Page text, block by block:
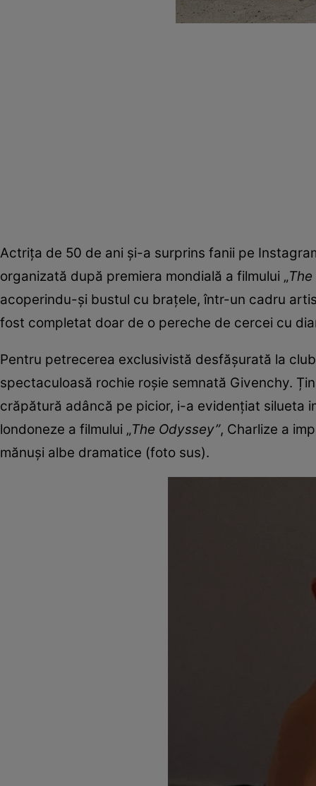
Actrița de 50 de ani și-a surprins fanii pe
organizată după premiera mondială a filmului „
acoperindu-și bustul cu brațele, într-un cadru
fost completat doar de o pereche de cercei cu
Pentru petrecerea exclusivistă desfășurată la
spectaculoasă rochie roșie semnată Givenchy.
crăpătură adâncă pe picior, i-a evidențiat silueta
londoneze a filmului „The Odyssey”, Charlize a
mănuși albe dramatice (foto sus).